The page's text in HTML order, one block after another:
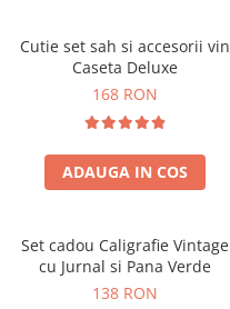
Cutie set sah si accesorii vin
Caseta Deluxe
168 RON
ADAUGA IN COS
Set cadou Caligrafie Vintage
cu Jurnal si Pana Verde
138 RON